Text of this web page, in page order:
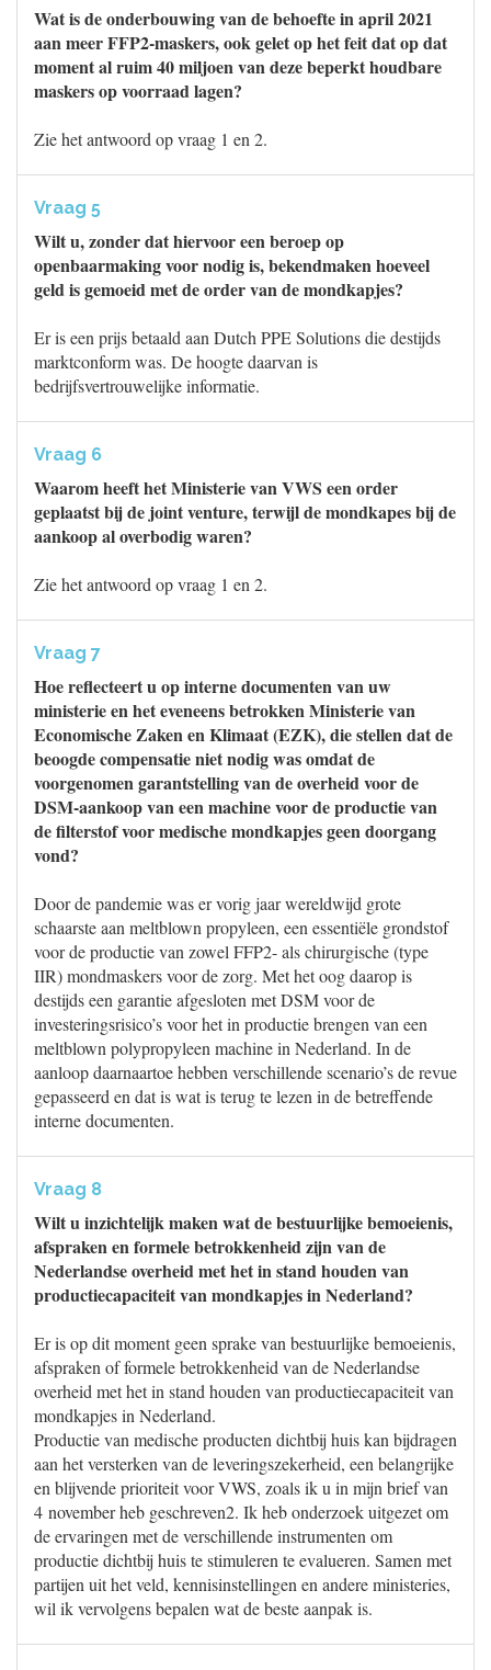
Wat is de onderbouwing van de behoefte in april 2021
aan meer FFP2-maskers, ook gelet op het feit dat op dat
moment al ruim 40 miljoen van deze beperkt houdbare
maskers op voorraad lagen?
Zie het antwoord op vraag 1 en 2.
Vraag 5
Wilt u, zonder dat hiervoor een beroep op
openbaarmaking voor nodig is, bekendmaken hoeveel
geld is gemoeid met de order van de mondkapjes?
Er is een prijs betaald aan Dutch PPE Solutions die destijds
marktconform was. De hoogte daarvan is
bedrijfsvertrouwelijke informatie.
Vraag 6
Waarom heeft het Ministerie van VWS een order
geplaatst bij de joint venture, terwijl de mondkapes bij de
aankoop al overbodig waren?
Zie het antwoord op vraag 1 en 2.
Vraag 7
Hoe reflecteert u op interne documenten van uw
ministerie en het eveneens betrokken Ministerie van
Economische Zaken en Klimaat (EZK), die stellen dat de
beoogde compensatie niet nodig was omdat de
voorgenomen garantstelling van de overheid voor de
DSM-aankoop van een machine voor de productie van
de filterstof voor medische mondkapjes geen doorgang
vond?
Door de pandemie was er vorig jaar wereldwijd grote
schaarste aan meltblown propyleen, een essentiële grondstof
voor de productie van zowel FFP2- als chirurgische (type
IIR) mondmaskers voor de zorg. Met het oog daarop is
destijds een garantie afgesloten met DSM voor de
investeringsrisico’s voor het in productie brengen van een
meltblown polypropyleen machine in Nederland. In de
aanloop daarnaartoe hebben verschillende scenario’s de revue
gepasseerd en dat is wat is terug te lezen in de betreffende
interne documenten.
Vraag 8
Wilt u inzichtelijk maken wat de bestuurlijke bemoeienis,
afspraken en formele betrokkenheid zijn van de
Nederlandse overheid met het in stand houden van
productiecapaciteit van mondkapjes in Nederland?
Er is op dit moment geen sprake van bestuurlijke bemoeienis,
afspraken of formele betrokkenheid van de Nederlandse
overheid met het in stand houden van productiecapaciteit van
mondkapjes in Nederland.
Productie van medische producten dichtbij huis kan bijdragen
aan het versterken van de leveringszekerheid, een belangrijke
en blijvende prioriteit voor VWS, zoals ik u in mijn brief van
4 november heb geschreven2. Ik heb onderzoek uitgezet om
de ervaringen met de verschillende instrumenten om
productie dichtbij huis te stimuleren te evalueren. Samen met
partijen uit het veld, kennisinstellingen en andere ministeries,
wil ik vervolgens bepalen wat de beste aanpak is.